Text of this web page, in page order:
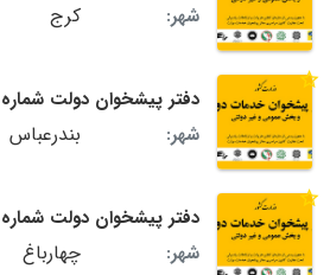
شهر:
کرج
دفتر پیشخوان دولت شماره 192 شهرک پیامبر اعظم
شهر:
بندرعباس
دفتر پیشخوان دولت شماره 73401036 آغچه حصار
شهر:
چهارباغ